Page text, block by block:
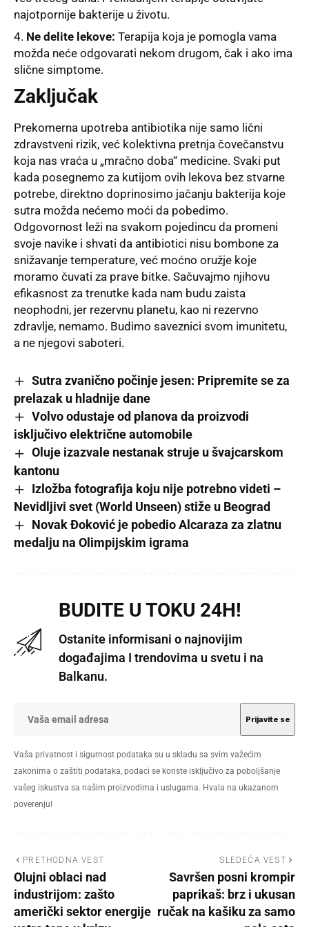
najotpornije bakterije u životu.
Ne delite lekove: Terapija koja je pomogla vama
možda neće odgovarati nekom drugom, čak i ako ima
slične simptome.
Zaključak
Prekomerna upotreba antibiotika nije samo lični
zdravstveni rizik, već kolektivna pretnja čovečanstvu
koja nas vraća u „mračno doba“ medicine. Svaki put
kada posegnemo za kutijom ovih lekova bez stvarne
potrebe, direktno doprinosimo jačanju bakterija koje
sutra možda nećemo moći da pobedimo.
Odgovornost leži na svakom pojedincu da promeni
svoje navike i shvati da antibiotici nisu bombone za
snižavanje temperature, već moćno oružje koje
moramo čuvati za prave bitke. Sačuvajmo njihovu
efikasnost za trenutke kada nam budu zaista
neophodni, jer rezervnu planetu, kao ni rezervno
zdravlje, nemamo. Budimo saveznici svom imunitetu,
a ne njegovi saboteri.
Sutra zvanično počinje jesen: Pripremite se za
prelazak u hladnije dane
Volvo odustaje od planova da proizvodi
isključivo električne automobile
Oluje izazvale nestanak struje u švajcarskom
kantonu
Izložba fotografija koju nije potrebno videti –
Nevidljivi svet (World Unseen) stiže u Beograd
Novak Đoković je pobedio Alcaraza za zlatnu
medalju na Olimpijskim igrama
BUDITE U TOKU 24H!
Ostanite informisani o najnovijim
događajima I trendovima u svetu i na
Balkanu.
Vaša privatnost i sigurnost podataka su u skladu sa svim važećim
zakonima o zaštiti podataka, podaci se koriste isključivo za poboljšanje
vašeg iskustva sa našim proizvodima i uslugama. Hvala na ukazanom
poverenju!
PRETHODNA VEST
Olujni oblaci nad
industrijom: zašto
američki sektor energije
SLEDEĆA VEST
Savršen posni krompir
paprikaš: brz i ukusan
ručak na kašiku za samo